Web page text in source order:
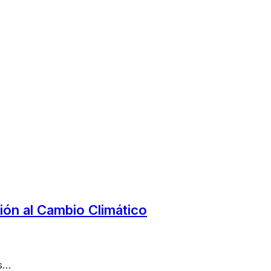
al Cambio Climático